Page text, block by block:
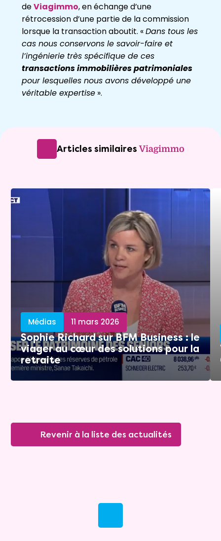
deViagimmo, en échange d’une
rétrocession d’une partie de la commission
lorsque la transaction aboutit. «Dans tous les
cas nous conservons le savoir-faire et
l’ingénierie très spécifique de ces
transactions immobilières patrimoniales
pour lesquelles nous avons développé une
véritable expertise ».
Articles similairesViagimmo
Médias 11 mars 2026
Sophie Richard sur BFM Business : le
viager au cœur des solutions pour la
retraite
Revenir à la liste des actualités